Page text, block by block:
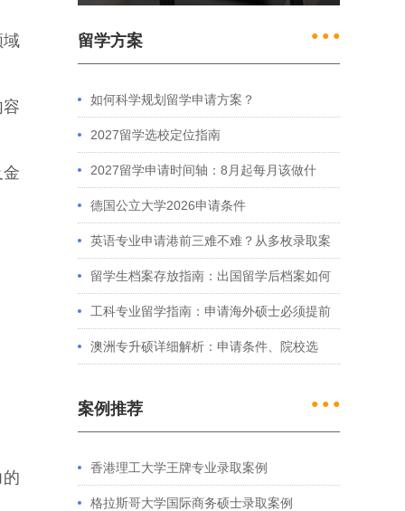
域
留学方案 ● ● ●
如何科学规划留学申请方案？
2027留学选校定位指南
2027留学申请时间轴：8月起每月该做什
么？英、美、澳、港申请全攻略
德国公立大学2026申请条件
英语专业申请港前三难不难？从多枚录取案
例看港大、港中文申请要求
留学生档案存放指南：出国留学后档案如何
处理？留学服务中心常见问题解答
工科专业留学指南：申请海外硕士必须提前
准备的4件事
澳洲专升硕详细解析：申请条件、院校选
案例推荐 ● ● ●
香港理工大学王牌专业录取案例
格拉斯哥大学国际商务硕士录取案例